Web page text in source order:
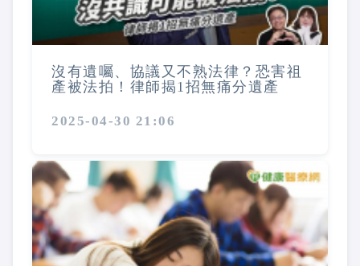
沒有遺囑、協議又不熟法律？恐害祖
產被法拍！律師揭1招無痛分遺產
2025-04-30 21:06